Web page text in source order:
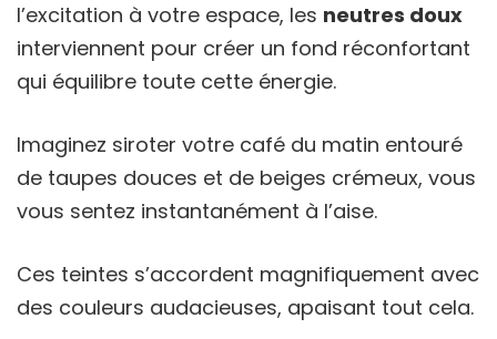
l’excitation à votre espace, les neutres doux
interviennent pour créer un fond réconfortant
qui équilibre toute cette énergie.
Imaginez siroter votre café du matin entouré
de taupes douces et de beiges crémeux, vous
vous sentez instantanément à l’aise.
Ces teintes s’accordent magnifiquement avec
des couleurs audacieuses, apaisant tout cela.